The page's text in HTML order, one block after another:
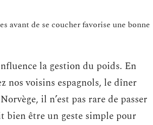
avant de se coucher favorise une bonne
la gestion du poids. En
nos voisins espagnols, le dîner
il n’est pas rare de passer
bien être un geste simple pour